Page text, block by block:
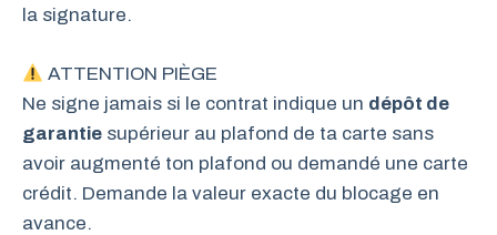
la signature.
ATTENTION PIÈGE
Ne signe jamais si le contrat indique un dépôt de
garantie supérieur au plafond de ta carte sans
avoir augmenté ton plafond ou demandé une carte
crédit. Demande la valeur exacte du blocage en
avance.